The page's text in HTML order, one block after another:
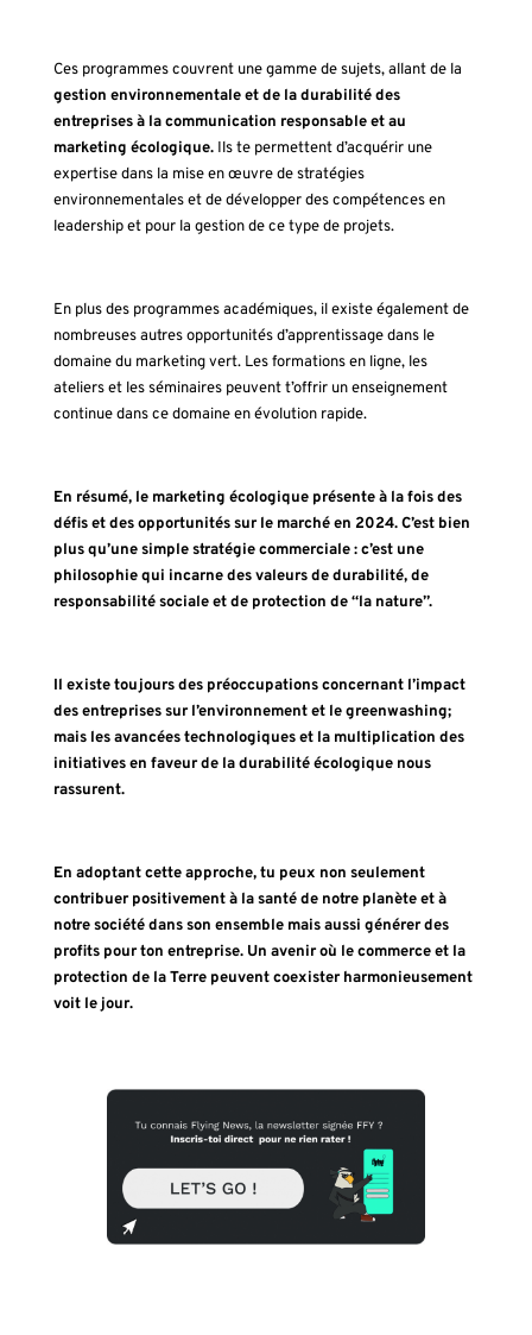
Ces programmes couvrent une gamme de sujets, allant de la
gestion environnementale et de la durabilité des
entreprises à la communication responsable et au
marketing écologique.Ils te permettent d’acquérir une
expertise dans la mise en œuvre de stratégies
environnementales et de développer des compétences en
leadership et pour la gestion de ce type de projets.
En plus des programmes académiques, il existe également de
nombreuses autres opportunités d’apprentissage dans le
domaine du marketing vert. Les formations en ligne, les
ateliers et les séminaires peuvent t’offrir un enseignement
continue dans ce domaine en évolution rapide.
En résumé, le marketing écologique présente à la fois des
défis et des opportunités sur le marché en 2024. C’est bien
plus qu’une simple stratégie commerciale : c’est une
philosophie qui incarne des valeurs de durabilité, de
responsabilité sociale et de protection de “la nature”.
Il existe toujours des préoccupations concernant l’impact
des entreprises sur l’environnement et le greenwashing;
mais les avancées technologiques et la multiplication des
initiatives en faveur de la durabilité écologique nous
rassurent.
En adoptant cette approche, tu peux non seulement
contribuer positivement à la santé de notre planète et à
notre société dans son ensemble mais aussi générer des
profits pour ton entreprise. Un avenir où le commerce et la
protection de la Terre peuvent coexister harmonieusement
voit le jour.